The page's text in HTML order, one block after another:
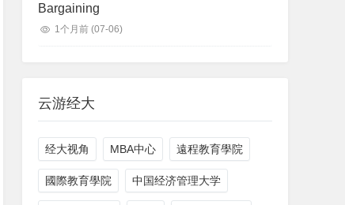
Bargaining
1个月前 (07-06)
云游经大
经大视角 MBA中心 遠程教育學院
國際教育學院 中国经济管理大学